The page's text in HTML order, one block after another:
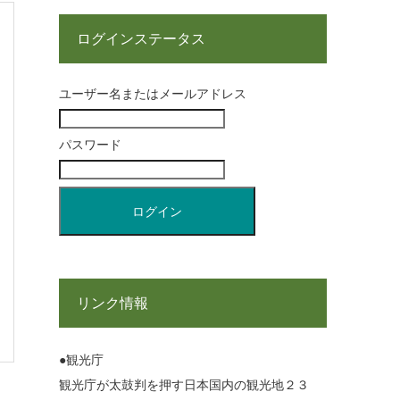
ログインステータス
ユーザー名またはメールアドレス
パスワード
リンク情報
●観光庁
観光庁が太鼓判を押す日本国内の観光地２３